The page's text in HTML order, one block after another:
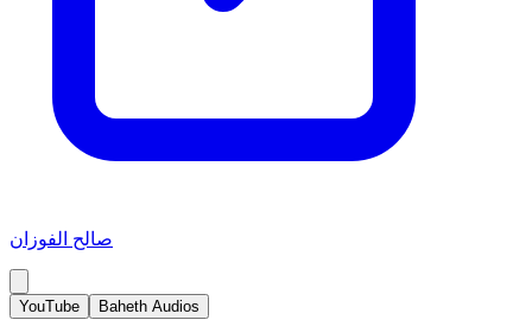
صالح الفوزان
YouTube Baheth Audios